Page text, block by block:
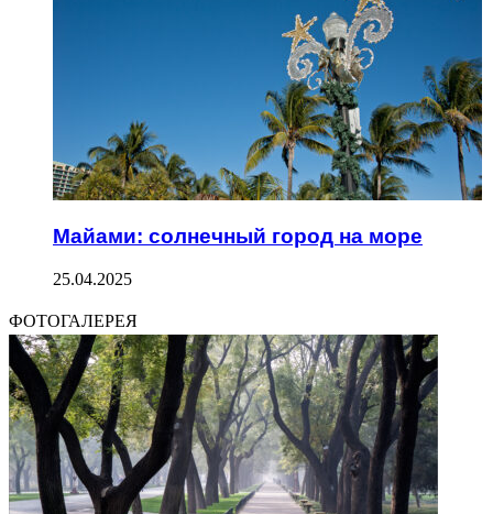
Майами: солнечный город на море
25.04.2025
ФОТОГАЛЕРЕЯ